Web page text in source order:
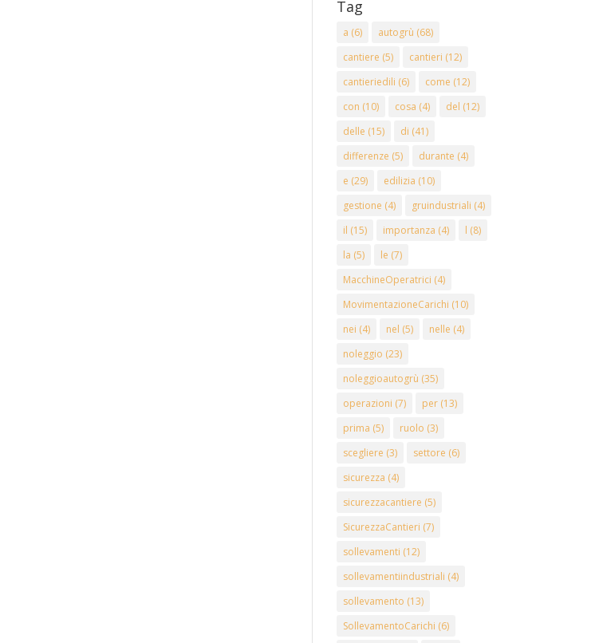
Tag
a (6) autogrù (68)
cantiere (5) cantieri (12)
cantieriedili (6) come (12)
con (10) cosa (4) del (12)
delle (15) di (41)
differenze (5) durante (4)
e (29) edilizia (10)
gestione (4) gruindustriali (4)
il (15) importanza (4) l (8)
la (5) le (7)
MacchineOperatrici (4)
MovimentazioneCarichi (10)
nei (4) nel (5) nelle (4)
noleggio (23)
noleggioautogrù (35)
operazioni (7) per (13)
prima (5) ruolo (3)
scegliere (3) settore (6)
sicurezza (4)
sicurezzacantiere (5)
SicurezzaCantieri (7)
sollevamenti (12)
sollevamentiindustriali (4)
sollevamento (13)
SollevamentoCarichi (6)